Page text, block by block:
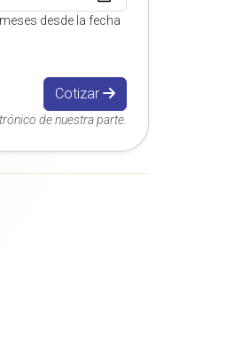
desde la fecha
Cotizar
de nuestra parte.